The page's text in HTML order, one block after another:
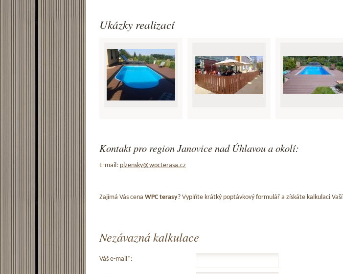
Ukázky realizací
Kontakt pro region Janovice nad Úhlavou a okolí:
E-mail: plzensky@wpcterasa.cz
Zajímá Vás cena WPC terasy? Vyplňte krátký poptávkový formulář a získáte kalkulaci Vaší
Nezávazná kalkulace
Váš e-mail*: